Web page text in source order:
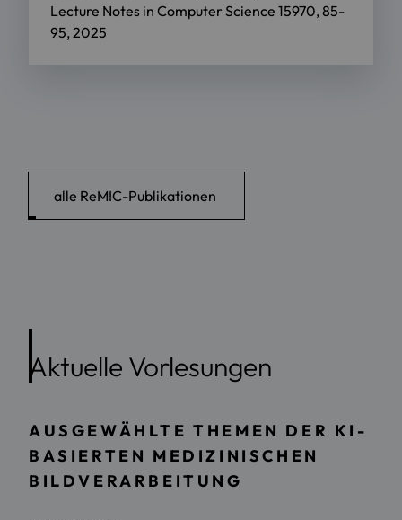
Lecture Notes in Computer Science 15970, 85-
95, 2025
alle ReMIC-Publikationen
Aktuelle Vorlesungen
AUSGEWÄHLTE THEMEN DER KI-
BASIERTEN MEDIZINISCHEN
BILDVERARBEITUNG